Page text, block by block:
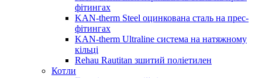
фітингах
KAN-therm Steel оцинкована сталь на прес-
фітингах
KAN-therm Ultraline система на натяжному
кільці
Rehau Rautitan зшитий поліетилен
Котли